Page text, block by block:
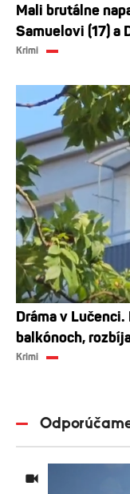
Mali brutálne
Samuelovi (17) a
Krimi
Dráma v
balkónoch,
Krimi